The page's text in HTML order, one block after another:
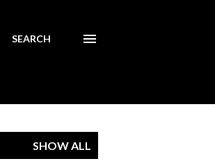
SEARCH
SHOW ALL